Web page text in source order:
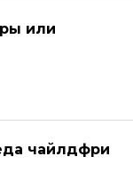
или
чайлдфри